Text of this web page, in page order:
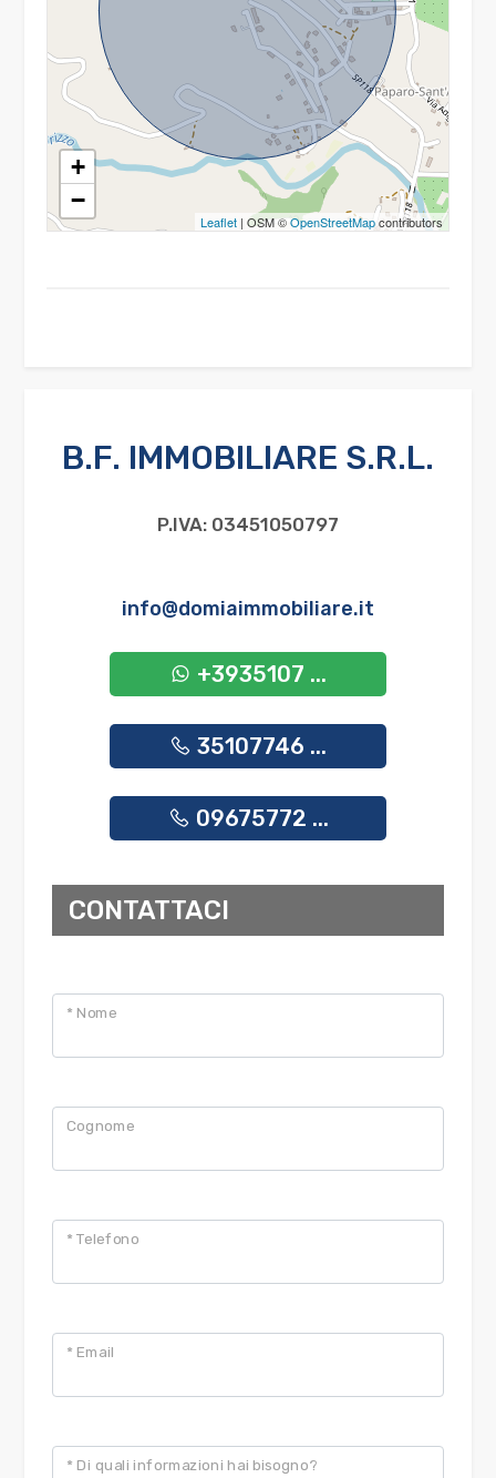
+
−
Leaflet| OSM ©OpenStreetMapcontributors
B.F. IMMOBILIARE S.R.L.
P.IVA: 03451050797
info@domiaimmobiliare.it
+3935107 ...
35107746 ...
09675772 ...
CONTATTACI
* Nome
Cognome
* Telefono
* Email
* Di quali informazioni hai bisogno?
multiscelta
Giardino
Posto auto/Box
Balcone/Terrazzo
Lusso